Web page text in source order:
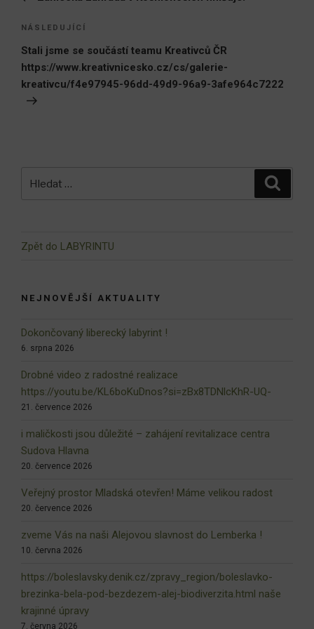
příspěvek
Následující
příspěvek
NÁSLEDUJÍCÍ
Stali jsme se součástí teamu Kreativců ČR
https://www.kreativnicesko.cz/cs/galerie-
kreativcu/f4e97945-96dd-49d9-96a9-3afe964c7222
Zpět do LABYRINTU
NEJNOVĚJŠÍ AKTUALITY
Dokončovaný liberecký labyrint !
6. srpna 2026
Drobné video z radostné realizace
https://youtu.be/KL6boKuDnos?si=zBx8TDNlcKhR-UQ-
21. července 2026
i maličkosti jsou důležité – zahájení revitalizace centra
Sudova Hlavna
20. července 2026
Veřejný prostor Mladská otevřen! Máme velikou radost
20. července 2026
zveme Vás na naši Alejovou slavnost do Lemberka !
10. června 2026
https://boleslavsky.denik.cz/zpravy_region/boleslavko-
brezinka-bela-pod-bezdezem-alej-biodiverzita.html naše
krajinné úpravy
7. června 2026